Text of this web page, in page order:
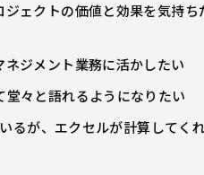
修
善 論理思考
ェクトの価値と効果を気持
ジメント業務に活かしたい
々と語れるようになりたい
るが、エクセルが計算してく